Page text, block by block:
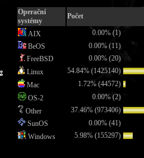
Operační
systémy
Počet
AIX
0.00% (1)
BeOS
0.00% (11)
FreeBSD
0.00% (20)
Linux
54.84% (1425140)
Mac
1.72% (44572)
OS-2
0.00% (2)
Other
37.46% (973406)
SunOS
0.00% (41)
Windows
5.98% (155297)